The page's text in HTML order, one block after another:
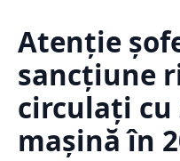
Atenție
sancțiune
circulați cu
mașină în